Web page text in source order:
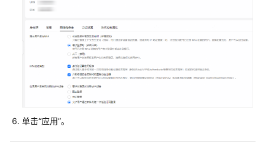
权
管
理
源
单击“应用”。